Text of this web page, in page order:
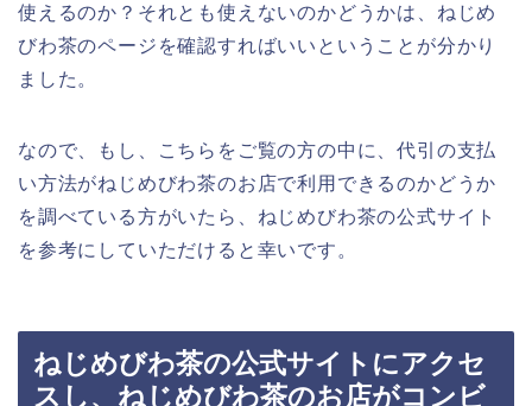
使えるのか？それとも使えないのかどうかは、ねじめ
びわ茶のページを確認すればいいということが分かり
ました。
なので、もし、こちらをご覧の方の中に、代引の支払
い方法がねじめびわ茶のお店で利用できるのかどうか
を調べている方がいたら、ねじめびわ茶の公式サイト
を参考にしていただけると幸いです。
ねじめびわ茶の公式サイトにアクセ
スし、ねじめびわ茶のお店がコンビ